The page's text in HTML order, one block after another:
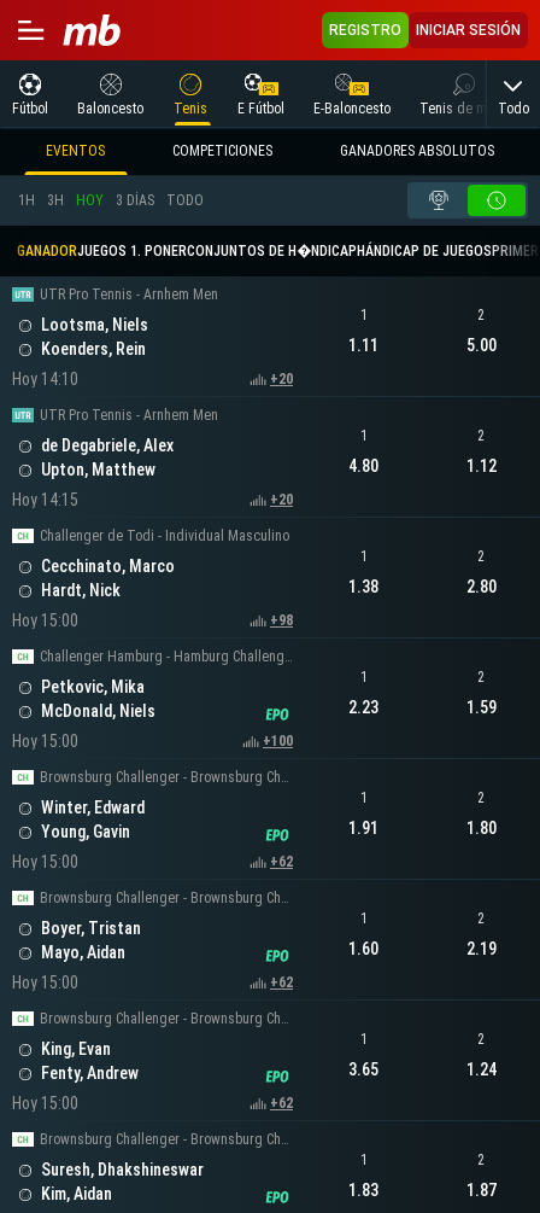
REGISTRO INICIAR SESIÓN
Fútbol Baloncesto Tenis E Fútbol E-Baloncesto Tenis de mesaTodo
EVENTOS COMPETICIONES GANADORES ABSOLUTOS
1H 3H HOY 3 DÍAS TODO
GANADORJUEGOS 1. PONERCONJUNTOS DE H�NDICAP HÁNDICAP DE JUEGOS
UTR Pro Tennis - Arnhem Men
Lootsma, Niels
Koenders, Rein
Hoy 14:10
+20
1
1.11
2
5.00
UTR Pro Tennis - Arnhem Men
de Degabriele, Alex
Upton, Matthew
Hoy 14:15
+20
1
4.80
2
1.12
Challenger de Todi - Individual Masculino
Cecchinato, Marco
Hardt, Nick
Hoy 15:00
+98
1
1.38
2
2.80
Challenger Hamburg - Hamburg Challenger Men's Singles
Petkovic, Mika
McDonald, Niels
Hoy 15:00
+100
1
2.23
2
1.59
Brownsburg Challenger - Brownsburg Challenger Men's Singles
Winter, Edward
Young, Gavin
Hoy 15:00
+62
1
1.91
2
1.80
Brownsburg Challenger - Brownsburg Challenger Men's Singles
Boyer, Tristan
Mayo, Aidan
Hoy 15:00
+62
1
1.60
2
2.19
Brownsburg Challenger - Brownsburg Challenger Men's Singles
King, Evan
Fenty, Andrew
Hoy 15:00
+62
1
3.65
2
1.24
Brownsburg Challenger - Brownsburg Challenger Men's Singles
Suresh, Dhakshineswar
Kim, Aidan
1
1.83
2
1.87